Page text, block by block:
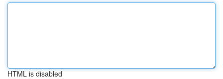
HTML is disabled